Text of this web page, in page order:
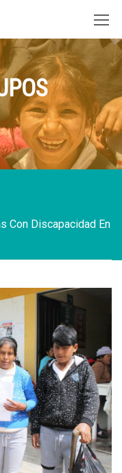
Con Discapacidad En